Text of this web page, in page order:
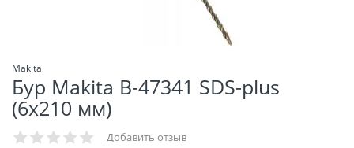
Makita
Бур Makita B-47341 SDS-plus
(6х210 мм)
Добавить отзыв